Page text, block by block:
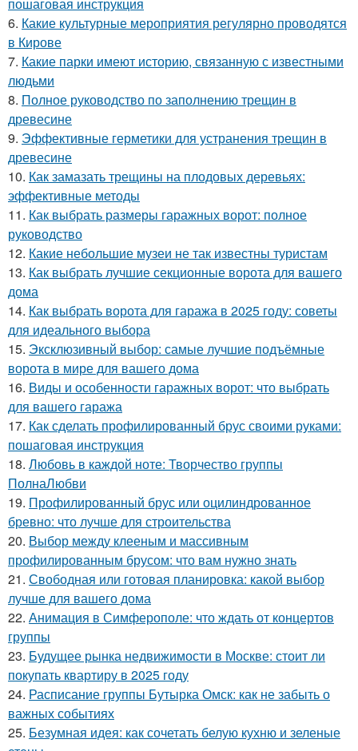
6. Какие культурные мероприятия регулярно проводятся
в Кирове
7. Какие парки имеют историю, связанную с известными
людьми
8. Полное руководство по заполнению трещин в
древесине
9. Эффективные герметики для устранения трещин в
древесине
10. Как замазать трещины на плодовых деревьях:
эффективные методы
11. Как выбрать размеры гаражных ворот: полное
руководство
12. Какие небольшие музеи не так известны туристам
13. Как выбрать лучшие секционные ворота для вашего
дома
14. Как выбрать ворота для гаража в 2025 году: советы
для идеального выбора
15. Эксклюзивный выбор: самые лучшие подъёмные
ворота в мире для вашего дома
16. Виды и особенности гаражных ворот: что выбрать
для вашего гаража
17. Как сделать профилированный брус своими руками:
пошаговая инструкция
18. Любовь в каждой ноте: Творчество группы
ПолнаЛюбви
19. Профилированный брус или оцилиндрованное
бревно: что лучше для строительства
20. Выбор между клееным и массивным
профилированным брусом: что вам нужно знать
21. Свободная или готовая планировка: какой выбор
лучше для вашего дома
22. Анимация в Симферополе: что ждать от концертов
группы
23. Будущее рынка недвижимости в Москве: стоит ли
покупать квартиру в 2025 году
24. Расписание группы Бутырка Омск: как не забыть о
важных событиях
25. Безумная идея: как сочетать белую кухню и зеленые